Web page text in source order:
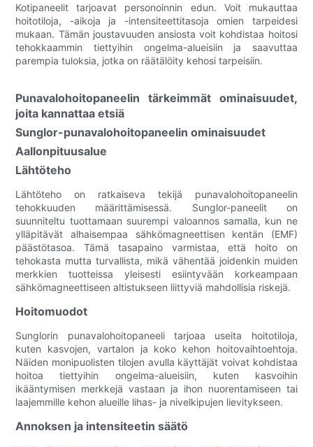
Kotipaneelit tarjoavat personoinnin edun. Voit mukauttaa
hoitotiloja, -aikoja ja -intensiteettitasoja omien tarpeidesi
mukaan. Tämän joustavuuden ansiosta voit kohdistaa hoitosi
tehokkaammin tiettyihin ongelma-alueisiin ja saavuttaa
parempia tuloksia, jotka on räätälöity kehosi tarpeisiin.
Punavalohoitopaneelin tärkeimmät ominaisuudet,
joita kannattaa etsiä
Sunglor-punavalohoitopaneelin ominaisuudet
Aallonpituusalue
Lähtöteho
Lähtöteho on ratkaiseva tekijä punavalohoitopaneelin
tehokkuuden määrittämisessä. Sunglor-paneelit on
suunniteltu tuottamaan suurempi valoannos samalla, kun ne
ylläpitävät alhaisempaa sähkömagneettisen kentän (EMF)
päästötasoa. Tämä tasapaino varmistaa, että hoito on
tehokasta mutta turvallista, mikä vähentää joidenkin muiden
merkkien tuotteissa yleisesti esiintyvään korkeampaan
sähkömagneettiseen altistukseen liittyviä mahdollisia riskejä.
Hoitomuodot
Sunglorin punavalohoitopaneeli tarjoaa useita hoitotiloja,
kuten kasvojen, vartalon ja koko kehon hoitovaihtoehtoja.
Näiden monipuolisten tilojen avulla käyttäjät voivat kohdistaa
hoitoa tiettyihin ongelma-alueisiin, kuten kasvoihin
ikääntymisen merkkejä vastaan ​​ja ihon nuorentamiseen tai
laajemmille kehon alueille lihas- ja nivelkipujen lievitykseen.
Annoksen ja intensiteetin säätö